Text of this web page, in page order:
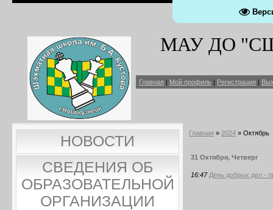
МАУ ДО "СШ
Главная | Мой профиль | Регистрация |
НОВОСТИ
СВЕДЕНИЯ ОБ
ОБРАЗОВАТЕЛЬНОЙ
ОРГАНИЗАЦИИ
Главная » 2024 » Октябрь
31 Октября, Четверг
16:47 День добрых дел -